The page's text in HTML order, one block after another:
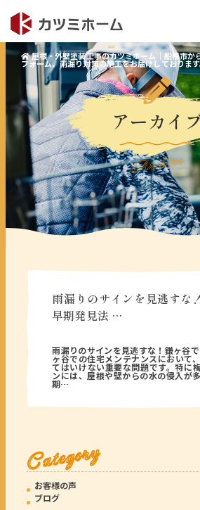
屋根・外壁塗装工事のカツミホーム｜船橋市か
フォーム、雨漏り対策の施工をお届けしておりま
アーカイ
Archive
雨漏りのサインを見逃すな
早期発見法 …
雨漏りのサインを見逃すな！鎌ヶ谷
ヶ谷での住宅メンテナンスにおいて
てはいけない重要な問題です。特に
ンには、屋根や壁からの水の侵入が
期…
Category
お客様の声
ブログ